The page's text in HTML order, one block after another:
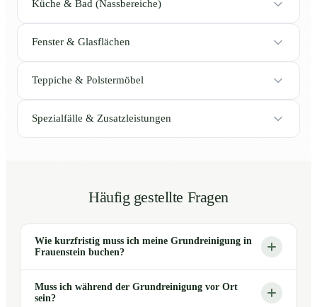
Küche & Bad (Nassbereiche)
Fenster & Glasflächen
Teppiche & Polstermöbel
Spezialfälle & Zusatzleistungen
Häufig gestellte Fragen
Wie kurzfristig muss ich meine Grundreinigung in
Frauenstein buchen?
Muss ich während der Grundreinigung vor Ort
sein?